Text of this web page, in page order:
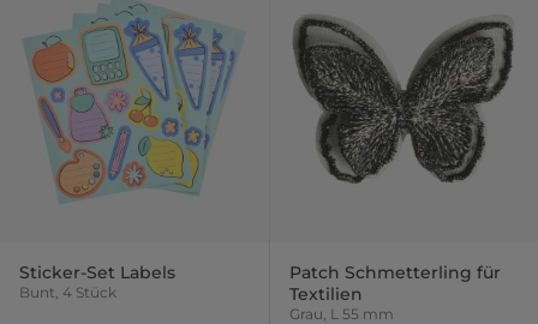
Sticker-Set Labels
Bunt, 4 Stück
Patch Schmetterling für
Textilien
Grau, L 55 mm